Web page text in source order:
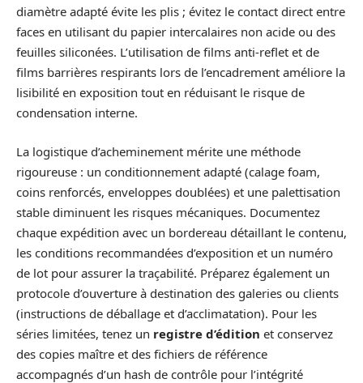
diamètre adapté évite les plis ; évitez le contact direct entre
faces en utilisant du papier intercalaires non acide ou des
feuilles siliconées. L’utilisation de films anti-reflet et de
films barrières respirants lors de l’encadrement améliore la
lisibilité en exposition tout en réduisant le risque de
condensation interne.
La logistique d’acheminement mérite une méthode
rigoureuse : un conditionnement adapté (calage foam,
coins renforcés, enveloppes doublées) et une palettisation
stable diminuent les risques mécaniques. Documentez
chaque expédition avec un bordereau détaillant le contenu,
les conditions recommandées d’exposition et un numéro
de lot pour assurer la traçabilité. Préparez également un
protocole d’ouverture à destination des galeries ou clients
(instructions de déballage et d’acclimatation). Pour les
séries limitées, tenez un registre d’édition et conservez
des copies maître et des fichiers de référence
accompagnés d’un hash de contrôle pour l’intégrité